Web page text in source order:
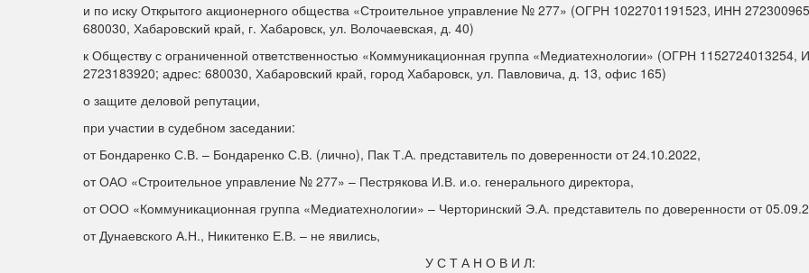
и по иску Открытого акционерного общества «Строительное управление № 277» (ОГРН 1022701191523, ИНН
680030, Хабаровский край, г. Хабаровск, ул. Волочаевская, д. 40)
к Обществу с ограниченной ответственностью «Коммуникационная группа «Медиатехнологии» (ОГРН 1152724013254,
2723183920; адрес: 680030, Хабаровский край, город Хабаровск, ул. Павловича, д. 13, офис 165)
о защите деловой репутации,
при участии в судебном заседании:
от Бондаренко С.В. – Бондаренко С.В. (лично), Пак Т.А. представитель по доверенности от 24.10.2022,
от ОАО «Строительное управление № 277» – Пестрякова И.В. и.о. генерального директора,
от ООО «Коммуникационная группа «Медиатехнологии» – Черторинский Э.А. представитель по доверенности от
от Дунаевского А.Н., Никитенко Е.В. – не явились,
У С Т А Н О В И Л: